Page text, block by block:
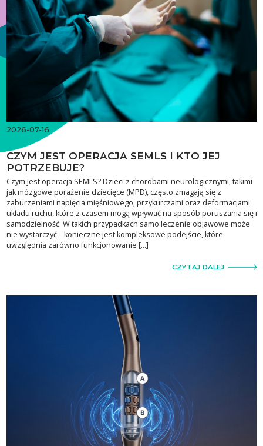
2026-07-16
CZYM JEST OPERACJA SEMLS I KTO JEJ
POTRZEBUJE?
Czym jest operacja SEMLS? Dzieci z chorobami neurologicznymi, takimi
jak mózgowe porażenie dziecięce (MPD), często zmagają się z
zaburzeniami napięcia mięśniowego, przykurczami oraz deformacjami
układu ruchu, które z czasem mogą wpływać na sposób poruszania się i
samodzielność. W takich przypadkach samo leczenie objawowe może
nie wystarczyć – konieczne jest kompleksowe podejście, które
uwzględnia zarówno funkcjonowanie […]
CZYTAJ DALEJ